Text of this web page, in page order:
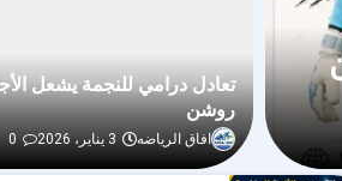
تعادل درامي للنجمة يشعل
روشن
افاق الرياضه 3 يناير، 2026 0